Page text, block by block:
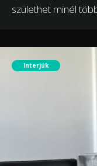
születhet minél
Interjúk